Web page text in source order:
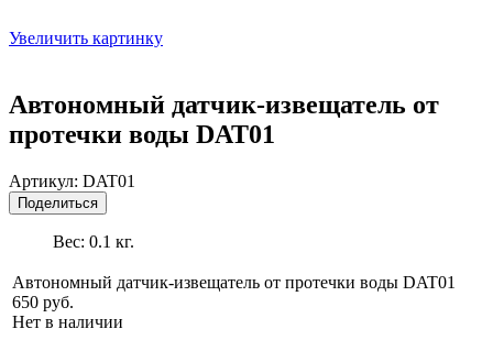
Увеличить картинку
Автономный датчик-извещатель от
протечки воды DAT01
Артикул: DAT01
Поделиться
Вес: 0.1 кг.
Автономный датчик-извещатель от протечки воды DAT01
650 руб.
Нет в наличии